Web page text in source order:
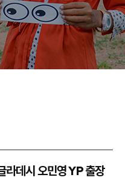
라데시 오민영 YP 출장